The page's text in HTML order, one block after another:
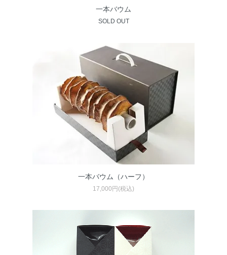
一本バウム
SOLD OUT
一本バウム（ハーフ）
17,000円(税込)